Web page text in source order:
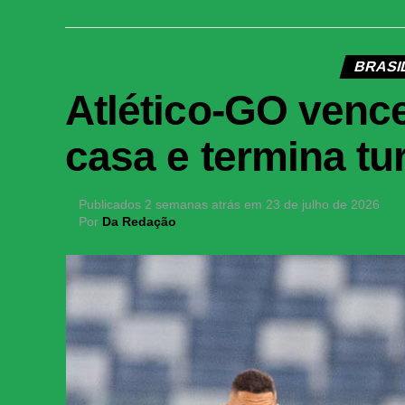
Atlético-GO
casa e termina
Publicados 2 semanas atrás em 23 de julho de 2026
Por Da Redação